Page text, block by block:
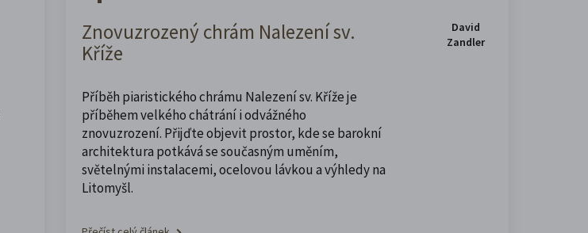
Znovuzrozený chrám Nalezení sv.
Kříže
Příběh piaristického chrámu Nalezení sv. Kříže je
příběhem velkého chátrání i odvážného
znovuzrození. Přijďte objevit prostor, kde se barokní
architektura potkává se současným uměním,
světelnými instalacemi, ocelovou lávkou a výhledy na
Litomyšl.
David
Zandler